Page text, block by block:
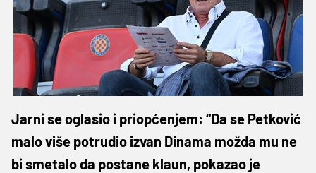
Jarni se oglasio i priopćenjem: “Da se Petković
malo više potrudio izvan Dinama možda mu ne
bi smetalo da postane klaun, pokazao je